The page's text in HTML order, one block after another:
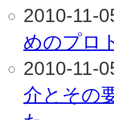
2010-11-
めのプロ
2010-11-
介とその